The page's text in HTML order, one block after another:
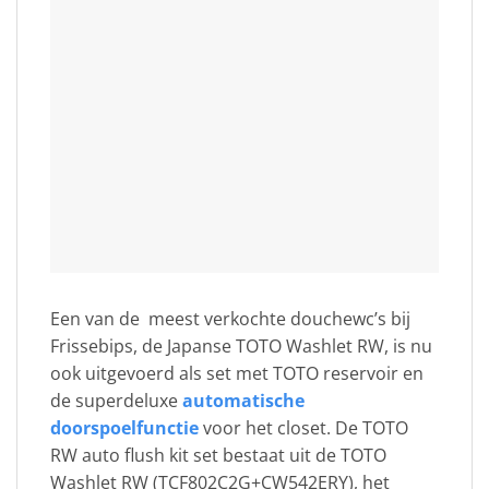
Een van de meest verkochte douchewc’s bij
Frissebips, de Japanse TOTO Washlet RW, is nu
ook uitgevoerd als set met TOTO reservoir en
de superdeluxeautomatische
doorspoelfunctievoor het closet. De TOTO
RW auto flush kit set bestaat uit de TOTO
Washlet RW (TCF802C2G+CW542ERY), het